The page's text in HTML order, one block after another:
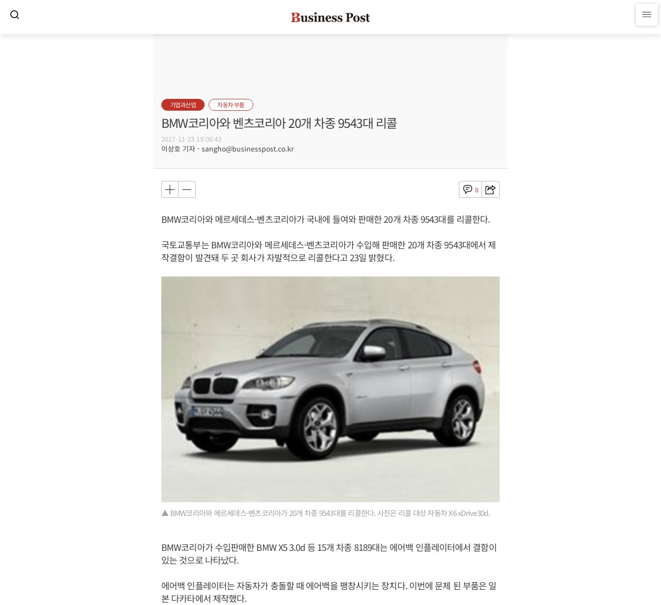
기업과산업 자동차·부품
BMW코리아와 벤츠코리아 20개 차종 9543대 리콜
2017-11-23 19:08:43
이상호 기자 - sangho@businesspost.co.kr
0
BMW코리아와 메르세데스-벤츠코리아가 국내에 들여와 판매한 20개 차종 9543대를 리콜한다.
국토교통부는 BMW코리아와 메르세데스-벤츠코리아가 수입해 판매한 20개 차종 9543대에서 제
작결함이 발견돼 두 곳 회사가 자발적으로 리콜한다고 23일 밝혔다.
▲ BMW코리아와 메르세데스-벤츠코리아가 20개 차종 9543대를 리콜한다. 사진은 리콜 대상 자동차 X6 xDrive30d.
BMW코리아가 수입판매한 BMW X5 3.0d 등 15개 차종 8189대는 에어백 인플레이터에서 결함이
있는 것으로 나타났다.
에어백 인플레이터는 자동차가 충돌할 때 에어백을 팽창시키는 장치다. 이번에 문제 된 부품은 일
본 다카타에서 제작했다.